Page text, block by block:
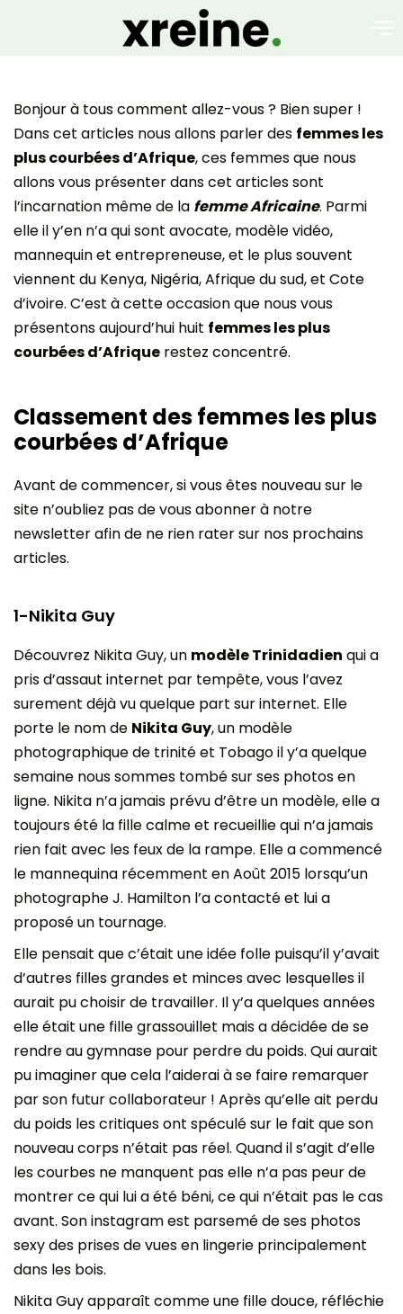
Bonjour à tous comment allez-vous ? Bien super !
Dans cet articles nous allons parler des femmes les
plus courbées d’Afrique, ces femmes que nous
allons vous présenter dans cet articles sont
l’incarnation même de la femme Africaine. Parmi
elle il y’en n’a qui sont avocate, modèle vidéo,
mannequin et entrepreneuse, et le plus souvent
viennent du Kenya, Nigéria, Afrique du sud, et Cote
d’ivoire. C’est à cette occasion que nous vous
présentons aujourd’hui huit femmes les plus
courbées d’Afrique restez concentré.
Classement des femmes les plus
courbées d’Afrique
Avant de commencer, si vous êtes nouveau sur le
site n’oubliez pas de vous abonner à notre
newsletter afin de ne rien rater sur nos prochains
articles.
1-Nikita Guy
Découvrez Nikita Guy, un modèle Trinidadien qui a
pris d’assaut internet par tempête, vous l’avez
surement déjà vu quelque part sur internet. Elle
porte le nom de Nikita Guy, un modèle
photographique de trinité et Tobago il y’a quelque
semaine nous sommes tombé sur ses photos en
ligne. Nikita n’a jamais prévu d’être un modèle, elle a
toujours été la fille calme et recueillie qui n’a jamais
rien fait avec les feux de la rampe. Elle a commencé
le mannequina récemment en Août 2015 lorsqu’un
photographe J. Hamilton l’a contacté et lui a
proposé un tournage.
Elle pensait que c’était une idée folle puisqu’il y’avait
d’autres filles grandes et minces avec lesquelles il
aurait pu choisir de travailler. Il y’a quelques années
elle était une fille grassouillet mais a décidée de se
rendre au gymnase pour perdre du poids. Qui aurait
pu imaginer que cela l’aiderai à se faire remarquer
par son futur collaborateur ! Après qu’elle ait perdu
du poids les critiques ont spéculé sur le fait que son
nouveau corps n’était pas réel. Quand il s’agit d’elle
les courbes ne manquent pas elle n’a pas peur de
montrer ce qui lui a été béni, ce qui n’était pas le cas
avant. Son instagram est parsemé de ses photos
sexy des prises de vues en lingerie principalement
dans les bois.
Nikita Guy apparaît comme une fille douce, réfléchie